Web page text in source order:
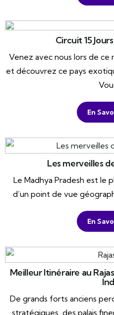
Circuit 15
Venez avec nous lors de
et découvrez ce pays
En
Les merveilles
Le Madhya Pradesh est le
d’un point de vue
En
Meilleur Itinéraire au
De grands forts anciens
stratégiques, des palais